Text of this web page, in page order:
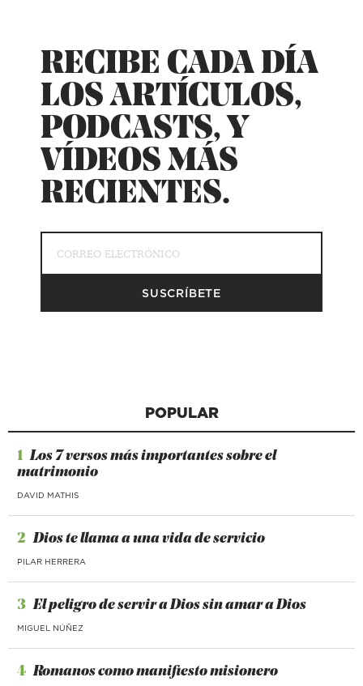
RECIBE CADA DÍA
LOS ARTÍCULOS,
PODCASTS, Y
VÍDEOS MÁS
RECIENTES.
POPULAR
1 Los 7 versos más importantes sobre el
matrimonio
DAVID MATHIS
2 Dios te llama a una vida de servicio
PILAR HERRERA
3 El peligro de servir a Dios sin amar a Dios
MIGUEL NÚÑEZ
4 Romanos como manifiesto misionero